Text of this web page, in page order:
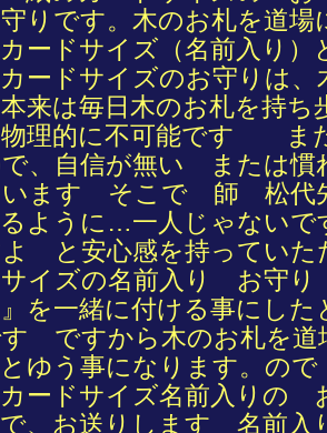
りです。木のお札を道
ードサイズ（名前入り）
ードサイズのお守りは
来は毎日木のお札を持
理的に不可能です ま
、自信が無い または慣
います そこで 師 松代
ように…一人じゃない
と安心感を持っていた
イズの名前入り お守り
を一緒に付ける事にし
す ですから木のお札を
ゆう事になります。の
ードサイズ名前入りの
で、お送りします 名前入